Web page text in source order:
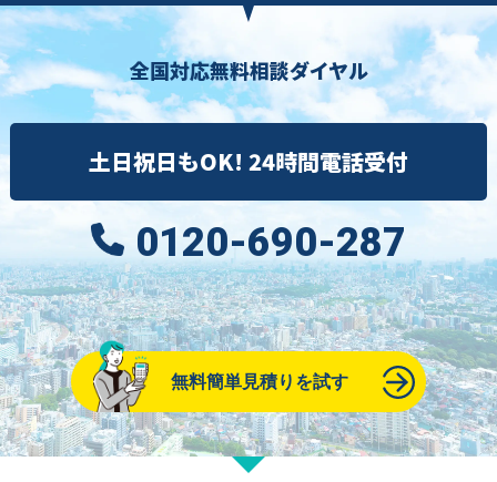
全国対応無料相談ダイヤル
土日祝日もOK! 24時間電話受付
0120-690-287
無料簡単見積りを試す